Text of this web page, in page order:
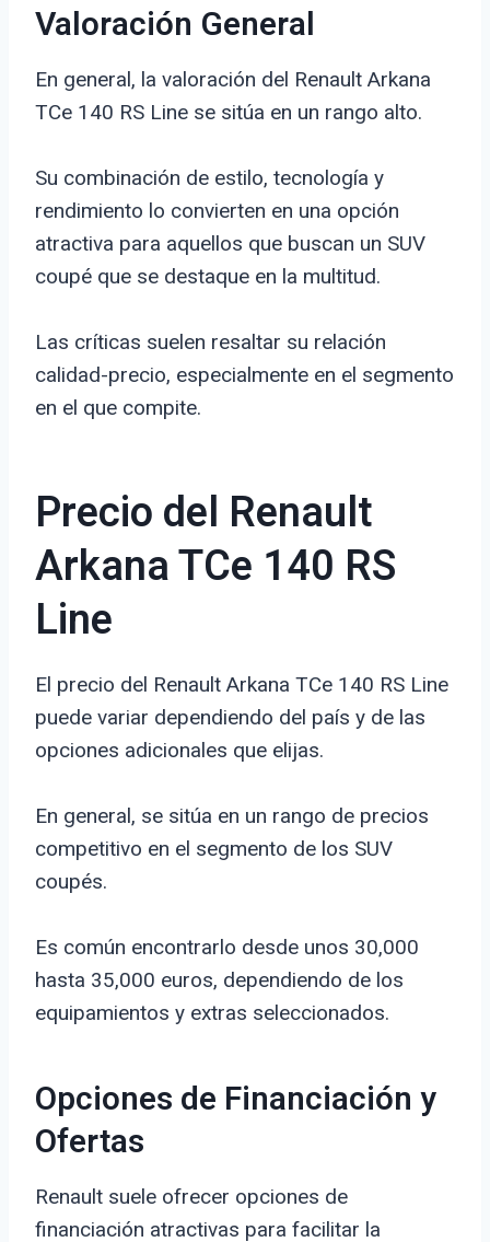
Valoración General
En general, la valoración del Renault Arkana
TCe 140 RS Line se sitúa en un rango alto.
Su combinación de estilo, tecnología y
rendimiento lo convierten en una opción
atractiva para aquellos que buscan un SUV
coupé que se destaque en la multitud.
Las críticas suelen resaltar su relación
calidad-precio, especialmente en el segmento
en el que compite.
Precio del Renault
Arkana TCe 140 RS
Line
El precio del Renault Arkana TCe 140 RS Line
puede variar dependiendo del país y de las
opciones adicionales que elijas.
En general, se sitúa en un rango de precios
competitivo en el segmento de los SUV
coupés.
Es común encontrarlo desde unos 30,000
hasta 35,000 euros, dependiendo de los
equipamientos y extras seleccionados.
Opciones de Financiación y
Ofertas
Renault suele ofrecer opciones de
financiación atractivas para facilitar la